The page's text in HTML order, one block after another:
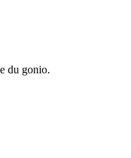
du gonio.